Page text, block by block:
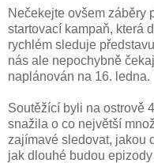
Nečekejte ovšem záběry
startovací kampaň, která
rychlém sleduje
nás ale nepochybně
naplánován na 16. ledna.
Soutěžící byli na ostrově
snažila o co největší
zajímavé sledovat, jakou
jak dlouhé budou